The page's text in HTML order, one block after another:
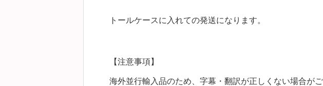
トールケースに入れての発送になります。
【注意事項】
海外並行輸入品のため、字幕・翻訳が正しくない場合が